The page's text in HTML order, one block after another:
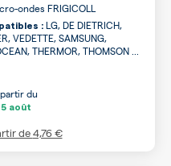
ondes FRIGICOLL
: LG, DE DIETRICH,
VEDETTE, SAMSUNG,
THERMOR, THOMSON ...
du
5 août
de4,76 €